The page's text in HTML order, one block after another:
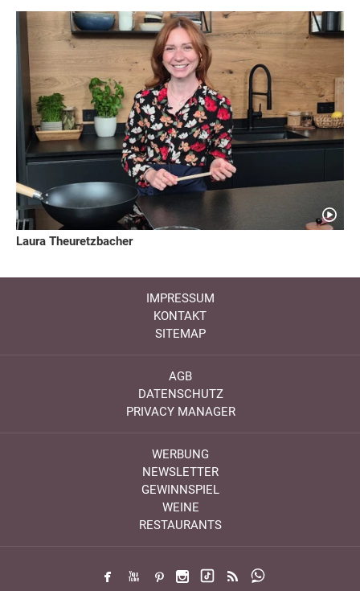
Laura Theuretzbacher
IMPRESSUM
KONTAKT
SITEMAP
AGB
DATENSCHUTZ
PRIVACY MANAGER
WERBUNG
NEWSLETTER
GEWINNSPIEL
WEINE
RESTAURANTS